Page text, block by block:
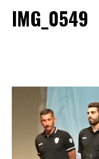
IMG_0549